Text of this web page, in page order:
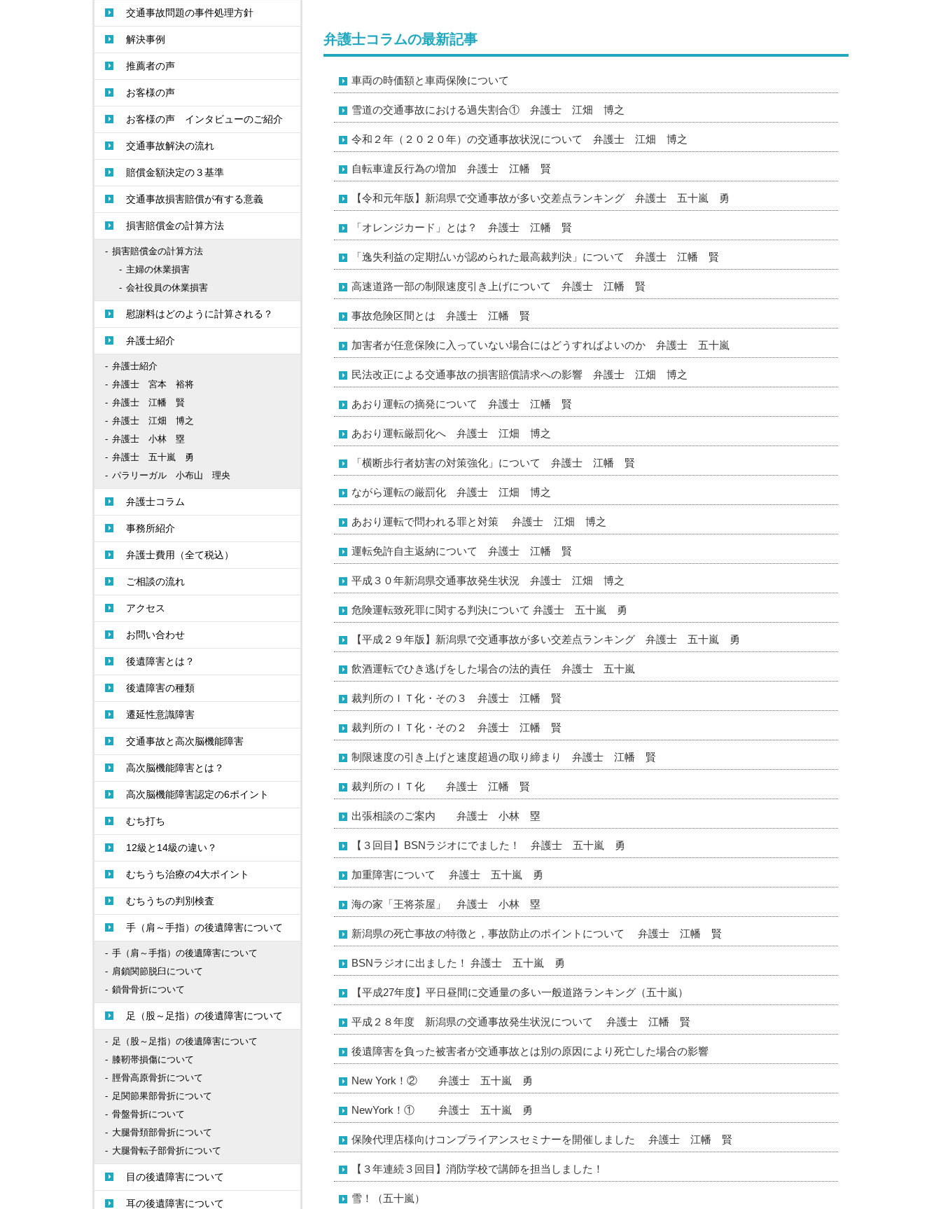
弁護士コラムの最新記事
車両の時価額と車両保険について
雪道の交通事故における過失割合① 弁護士 江畑 博之
令和２年（２０２０年）の交通事故状況について 弁護士 江畑 博之
自転車違反行為の増加 弁護士 江幡 賢
【令和元年版】新潟県で交通事故が多い交差点ランキング 弁護士 五十嵐 勇
「オレンジカード」とは？ 弁護士 江幡 賢
「逸失利益の定期払いが認められた最高裁判決」について 弁護士 江幡 賢
高速道路一部の制限速度引き上げについて 弁護士 江幡 賢
事故危険区間とは 弁護士 江幡 賢
加害者が任意保険に入っていない場合にはどうすればよいのか 弁護士 五十嵐
民法改正による交通事故の損害賠償請求への影響 弁護士 江畑 博之
あおり運転の摘発について 弁護士 江幡 賢
あおり運転厳罰化へ 弁護士 江畑 博之
「横断歩行者妨害の対策強化」について 弁護士 江幡 賢
ながら運転の厳罰化 弁護士 江畑 博之
あおり運転で問われる罪と対策 弁護士 江畑 博之
運転免許自主返納について 弁護士 江幡 賢
平成３０年新潟県交通事故発生状況 弁護士 江畑 博之
危険運転致死罪に関する判決について 弁護士 五十嵐 勇
【平成２９年版】新潟県で交通事故が多い交差点ランキング 弁護士 五十嵐 勇
飲酒運転でひき逃げをした場合の法的責任 弁護士 五十嵐
裁判所のＩＴ化・その３ 弁護士 江幡 賢
裁判所のＩＴ化・その２ 弁護士 江幡 賢
制限速度の引き上げと速度超過の取り締まり 弁護士 江幡 賢
裁判所のＩＴ化 弁護士 江幡 賢
出張相談のご案内 弁護士 小林 塁
【３回目】BSNラジオにでました！ 弁護士 五十嵐 勇
加重障害について 弁護士 五十嵐 勇
海の家「王将茶屋」 弁護士 小林 塁
新潟県の死亡事故の特徴と，事故防止のポイントについて 弁護士 江幡 賢
BSNラジオに出ました！ 弁護士 五十嵐 勇
【平成27年度】平日昼間に交通量の多い一般道路ランキング（五十嵐）
平成２８年度 新潟県の交通事故発生状況について 弁護士 江幡 賢
後遺障害を負った被害者が交通事故とは別の原因により死亡した場合の影響
New York！② 弁護士 五十嵐 勇
NewYork！① 弁護士 五十嵐 勇
保険代理店様向けコンプライアンスセミナーを開催しました 弁護士 江幡 賢
【３年連続３回目】消防学校で講師を担当しました！
雪！（五十嵐）
交通事故問題の事件処理方針
解決事例
推薦者の声
お客様の声
お客様の声 インタビューのご紹介
交通事故解決の流れ
賠償金額決定の３基準
交通事故損害賠償が有する意義
損害賠償金の計算方法
損害賠償金の計算方法
主婦の休業損害
会社役員の休業損害
慰謝料はどのように計算される？
弁護士紹介
弁護士紹介
弁護士 宮本 裕将
弁護士 江幡 賢
弁護士 江畑 博之
弁護士 小林 塁
弁護士 五十嵐 勇
パラリーガル 小布山 理央
弁護士コラム
事務所紹介
弁護士費用（全て税込）
ご相談の流れ
アクセス
お問い合わせ
後遺障害とは？
後遺障害の種類
遷延性意識障害
交通事故と高次脳機能障害
高次脳機能障害とは？
高次脳機能障害認定の6ポイント
むち打ち
12級と14級の違い？
むちうち治療の4大ポイント
むちうちの判別検査
手（肩～手指）の後遺障害について
手（肩～手指）の後遺障害について
肩鎖関節脱臼について
鎖骨骨折について
足（股～足指）の後遺障害について
足（股～足指）の後遺障害について
膝靭帯損傷について
脛骨高原骨折について
足関節果部骨折について
骨盤骨折について
大腿骨頚部骨折について
大腿骨転子部骨折について
目の後遺障害について
耳の後遺障害について